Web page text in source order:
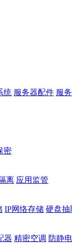
统 服务器配件 服
密
离 应用监管
IP网络存储 硬盘抽
器 精密空调 防静